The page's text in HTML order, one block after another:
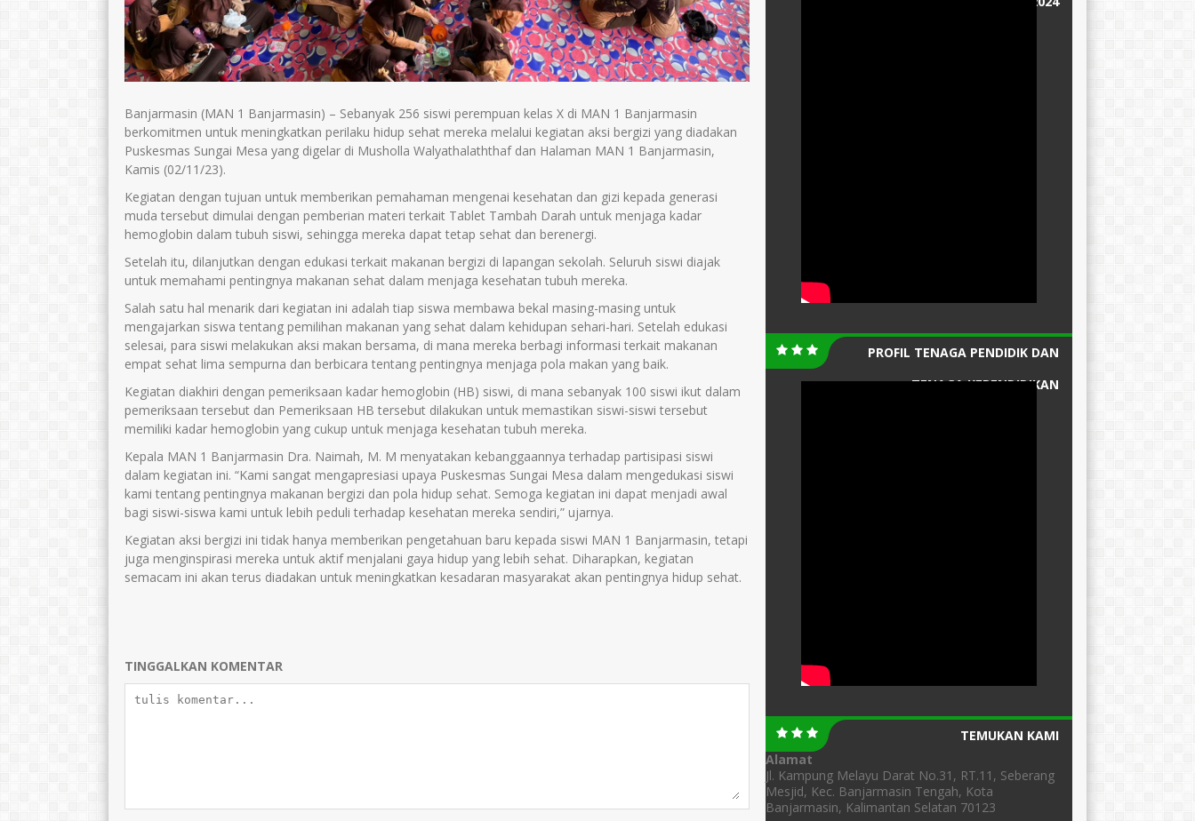
Banjarmasin (MAN 1 Banjarmasin) – Sebanyak 256 siswi perempuan kelas X di MAN 1 Banjarmasin
berkomitmen untuk meningkatkan perilaku hidup sehat mereka melalui kegiatan aksi bergizi yang diadakan
Puskesmas Sungai Mesa yang digelar di Musholla Walyathalaththaf dan Halaman MAN 1 Banjarmasin,
Kamis (02/11/23).
Kegiatan dengan tujuan untuk memberikan pemahaman mengenai kesehatan dan gizi kepada generasi
muda tersebut dimulai dengan pemberian materi terkait Tablet Tambah Darah untuk menjaga kadar
hemoglobin dalam tubuh siswi, sehingga mereka dapat tetap sehat dan berenergi.
Setelah itu, dilanjutkan dengan edukasi terkait makanan bergizi di lapangan sekolah. Seluruh siswi diajak
untuk memahami pentingnya makanan sehat dalam menjaga kesehatan tubuh mereka.
Salah satu hal menarik dari kegiatan ini adalah tiap siswa membawa bekal masing-masing untuk
mengajarkan siswa tentang pemilihan makanan yang sehat dalam kehidupan sehari-hari. Setelah edukasi
selesai, para siswi melakukan aksi makan bersama, di mana mereka berbagi informasi terkait makanan
empat sehat lima sempurna dan berbicara tentang pentingnya menjaga pola makan yang baik.
Kegiatan diakhiri dengan pemeriksaan kadar hemoglobin (HB) siswi, di mana sebanyak 100 siswi ikut dalam
pemeriksaan tersebut dan Pemeriksaan HB tersebut dilakukan untuk memastikan siswi-siswi tersebut
memiliki kadar hemoglobin yang cukup untuk menjaga kesehatan tubuh mereka.
Kepala MAN 1 Banjarmasin Dra. Naimah, M. M menyatakan kebanggaannya terhadap partisipasi siswi
dalam kegiatan ini. “Kami sangat mengapresiasi upaya Puskesmas Sungai Mesa dalam mengedukasi siswi
kami tentang pentingnya makanan bergizi dan pola hidup sehat. Semoga kegiatan ini dapat menjadi awal
bagi siswi-siswa kami untuk lebih peduli terhadap kesehatan mereka sendiri,” ujarnya.
Kegiatan aksi bergizi ini tidak hanya memberikan pengetahuan baru kepada siswi MAN 1 Banjarmasin, tetapi
juga menginspirasi mereka untuk aktif menjalani gaya hidup yang lebih sehat. Diharapkan, kegiatan
semacam ini akan terus diadakan untuk meningkatkan kesadaran masyarakat akan pentingnya hidup sehat.
TINGGALKAN KOMENTAR
PROFIL TENAGA PENDIDIK DAN
TENAGA KEPENDIDIKAN
TEMUKAN KAMI
Alamat
Jl. Kampung Melayu Darat No.31, RT.11, Seberang
Mesjid, Kec. Banjarmasin Tengah, Kota
Banjarmasin, Kalimantan Selatan 70123